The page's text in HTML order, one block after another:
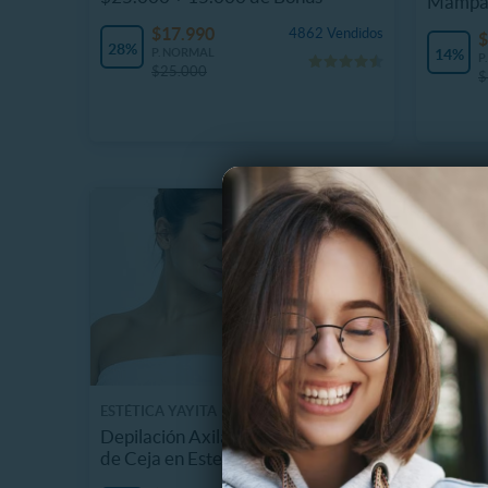
28%
4862 Vendidos
$17.990
14%
Depilación Axilas+ Bozo+Perfilado
de Ceja en Estetica Yayita